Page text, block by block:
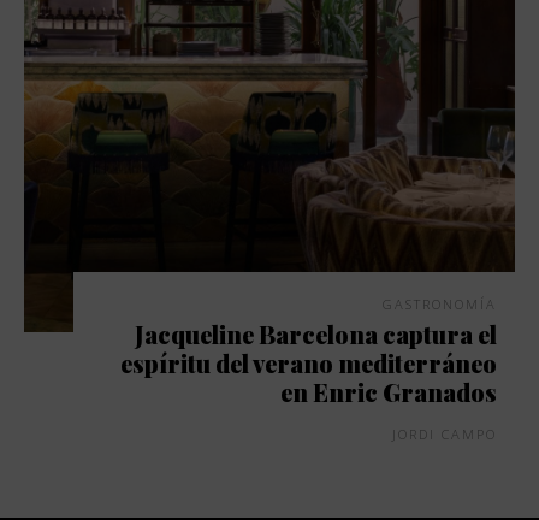
GASTRONOMÍA
Jacqueline Barcelona captura el
espíritu del verano mediterráneo
en Enric Granados
JORDI CAMPO